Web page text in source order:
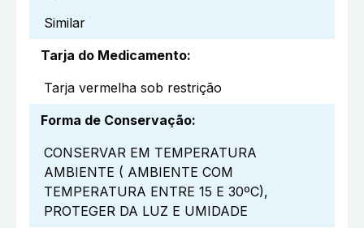
Similar
Tarja do Medicamento:
Tarja vermelha sob restrição
Forma de Conservação:
CONSERVAR EM TEMPERATURA
AMBIENTE ( AMBIENTE COM
TEMPERATURA ENTRE 15 E 30ºC),
PROTEGER DA LUZ E UMIDADE